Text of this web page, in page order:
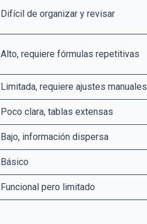
Difícil de organizar y revisar
Alto, requiere fórmulas repetitivas
Limitada, requiere ajustes manuales
Poco clara, tablas extensas
Bajo, información dispersa
Básico
Funcional pero limitado